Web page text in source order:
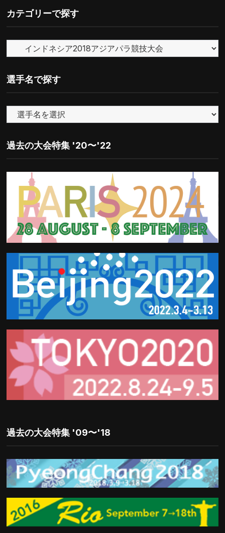
ナ
カテゴリーで探す
テ
ゴ
リ
す
選手名で探す
過去の大会特集 '20〜'22
過去の大会特集 '09〜'18